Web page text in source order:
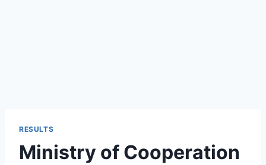
RESULTS
Ministry of Cooperation